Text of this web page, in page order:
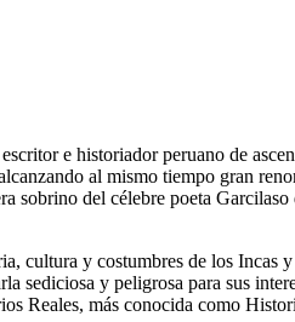
e historiador peruano de
al mismo tiempo gran
sobrino del célebre poeta
cultura y costumbres de los
y peligrosa para sus
Reales, más conocida como